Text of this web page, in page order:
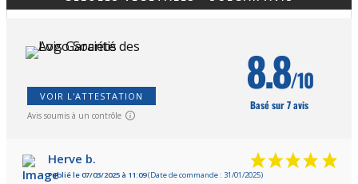
VOIR L'ATTESTATION
Avis soumis à un contrôle
8.8/10
Basé sur 7 avis
Herve b.
Publié le 07/03/2025 à 11:09(Date de commande : 31/01/2025)